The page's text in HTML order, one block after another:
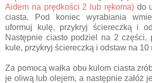
Aidem na prędkości 2 lub rękoma)do
ciasta. Pod koniec wyrabiania
uformuj kulę, przykryj ściereczką i
Następnie ciasto podziel na 2 części,
kule, przykryj ściereczką i odstaw na 10
Za pomocą wałka obu kulom ciasta
je oliwą lub olejem, a następnie załóż